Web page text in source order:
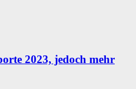
2023, jedoch mehr